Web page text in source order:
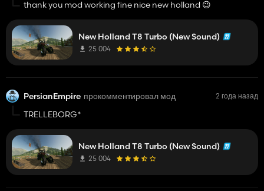
thank you mod working fine nice new holland 😉
New Holland T8 Turbo (New Sound)
25 004
PersianEmpire прокомментировал мод 2 года назад
TRELLEBORG*
New Holland T8 Turbo (New Sound)
25 004